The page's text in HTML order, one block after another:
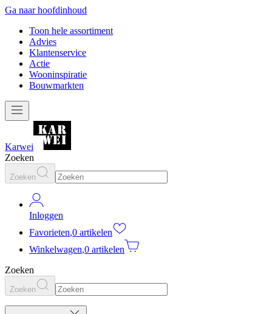
Ga naar hoofdinhoud
Toon hele assortiment
Advies
Klantenservice
Actie
Wooninspiratie
Bouwmarkten
Karwei
Zoeken
Zoeken
Inloggen
Favorieten,0 artikelen
Winkelwagen,0 artikelen
Zoeken
Zoeken